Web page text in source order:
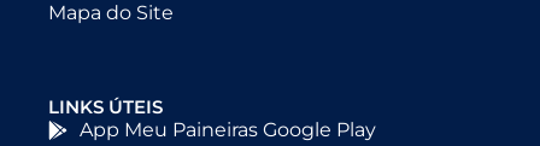
Mapa do Site
LINKS ÚTEIS
App Meu Paineiras Google Play